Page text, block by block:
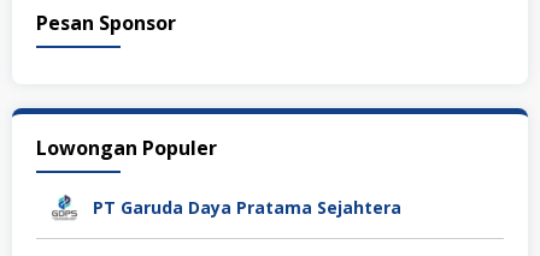
Pesan Sponsor
Lowongan Populer
PT Garuda Daya Pratama Sejahtera